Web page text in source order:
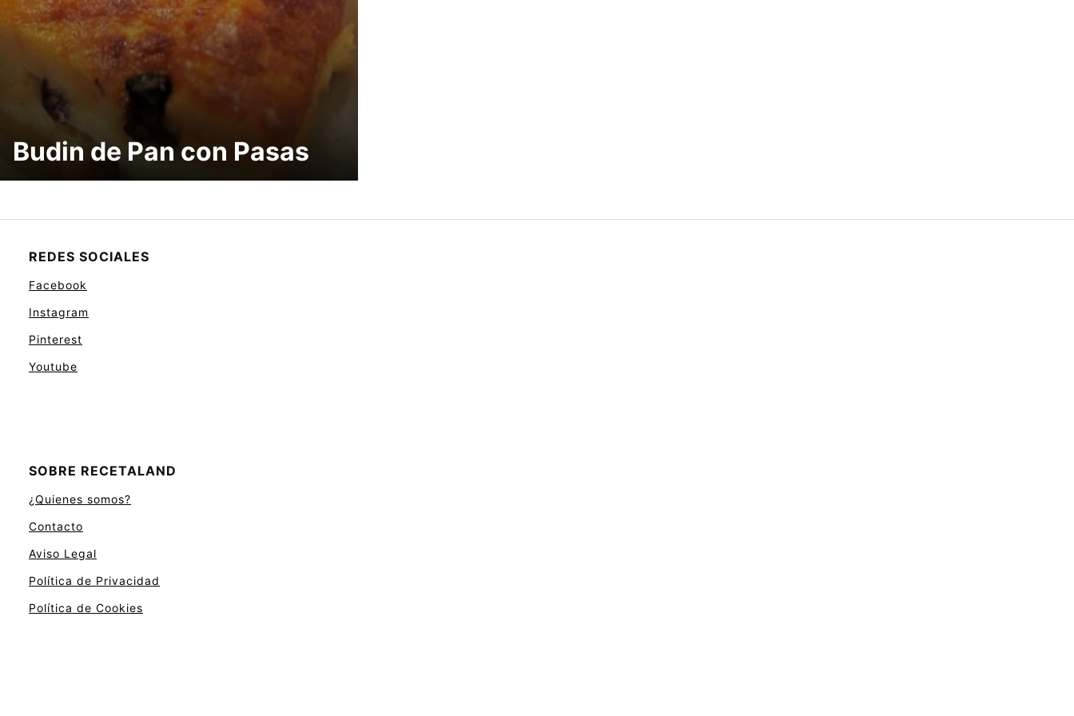
Budin de Pan con Pasas
REDES SOCIALES
Facebook
Instagram
Pinterest
Youtube
SOBRE RECETALAND
¿Quienes somos?
Contacto
Aviso Legal
Política de Privacidad
Política de Cookies